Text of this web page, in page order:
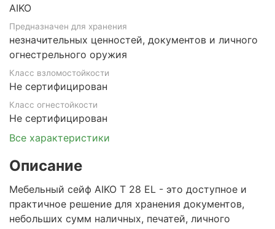
AIKO
Предназначен для хранения
незначительных ценностей, документов и личного
огнестрельного оружия
Класс взломостойкости
Не сертифицирован
Класс огнестойкости
Не сертифицирован
Все характеристики
Описание
Мебельный сейф AIKO Т 28 EL - это доступное и
практичное решение для хранения документов,
небольших сумм наличных, печатей, личного